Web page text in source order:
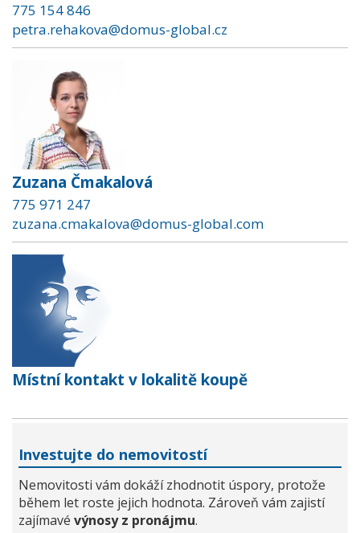
775 154 846
petra.rehakova@domus-global.cz
Zuzana Čmakalová
775 971 247
zuzana.cmakalova@domus-global.com
Místní kontakt v lokalitě koupě
Investujte do nemovitostí
Nemovitosti vám dokáží zhodnotit úspory, protože
během let roste jejich hodnota. Zároveň vám zajistí
zajímavé výnosy z pronájmu.